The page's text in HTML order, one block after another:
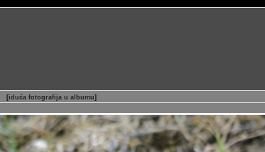
[iduća fotografija u albumu]